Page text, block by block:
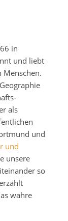
in
und liebt
Menschen.
als
und
und
unsere
so
wahre